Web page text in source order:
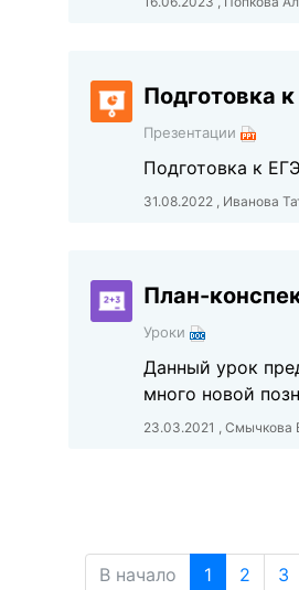
Подготовка
Презентации
Подготовка к
31.08.2022 , Иванова
План-
Уроки
Данный урок
много новой
23.03.2021 , Смычкова
В начало 1 2 3